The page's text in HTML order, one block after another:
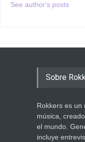
See author's posts
Sobre
Rokkers es un
música,
el mundo.
incluye